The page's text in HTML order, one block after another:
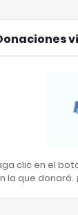
clic en el
la que donará.